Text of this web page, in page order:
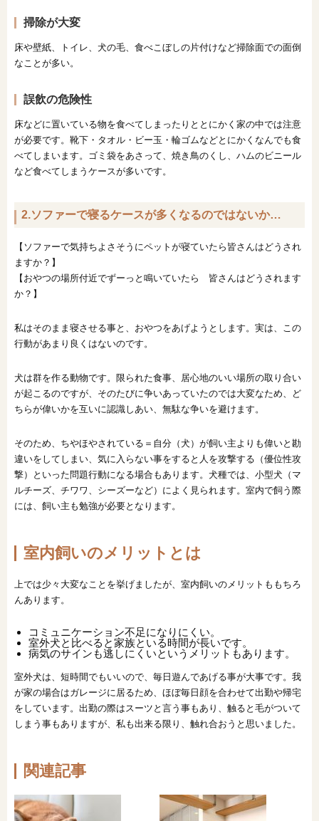
掃除が大変
床や壁紙、トイレ、犬の毛、食べこぼしの片付けなど掃除面での面倒
なことが多い。
誤飲の危険性
床などに置いている物を食べてしまったりととにかく家の中では注意
が必要です。靴下・タオル・ビー玉・輪ゴムなどとにかくなんでも食
べてしまいます。ゴミ袋をあさって、焼き鳥のくし、ハムのビニール
など食べてしまうケースが多いです。
2.ソファーで寝るケースが多くなるのではないか…
【ソファーで気持ちよさそうにペットが寝ていたら皆さんはどうされ
ますか？】
【おやつの場所付近でずーっと鳴いていたら 皆さんはどうされます
か？】
私はそのまま寝させる事と、おやつをあげようとします。実は、この
行動があまり良くはないのです。
犬は群を作る動物です。限られた食事、居心地のいい場所の取り合い
が起こるのですが、そのたびに争いあっていたのでは大変なため、ど
ちらが偉いかを互いに認識しあい、無駄な争いを避けます。
そのため、ちやほやされている＝自分（犬）が飼い主よりも偉いと勘
違いをしてしまい、気に入らない事をすると人を攻撃する（優位性攻
撃）といった問題行動になる場合もあります。犬種では、小型犬（マ
ルチーズ、チワワ、シーズーなど）によく見られます。室内で飼う際
には、飼い主も勉強が必要となります。
室内飼いのメリットとは
上では少々大変なことを挙げましたが、室内飼いのメリットももちろ
んあります。
コミュニケーション不足になりにくい。
室外犬と比べると家族といる時間が長いです。
病気のサインも逃しにくいというメリットもあります。
室外犬は、短時間でもいいので、毎日遊んであげる事が大事です。我
が家の場合はガレージに居るため、ほぼ毎日顔を合わせて出勤や帰宅
をしています。出勤の際はスーツと言う事もあり、触ると毛がついて
しまう事もありますが、私も出来る限り、触れ合おうと思いました。
関連記事